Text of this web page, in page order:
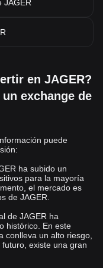
JAGER
en JAGER?
exchange de
puede
ha subido un
para la mayoría
el mercado es
de JAGER.
de JAGER ha
histórico. En este
conlleva un alto riesgo,
existe una gran